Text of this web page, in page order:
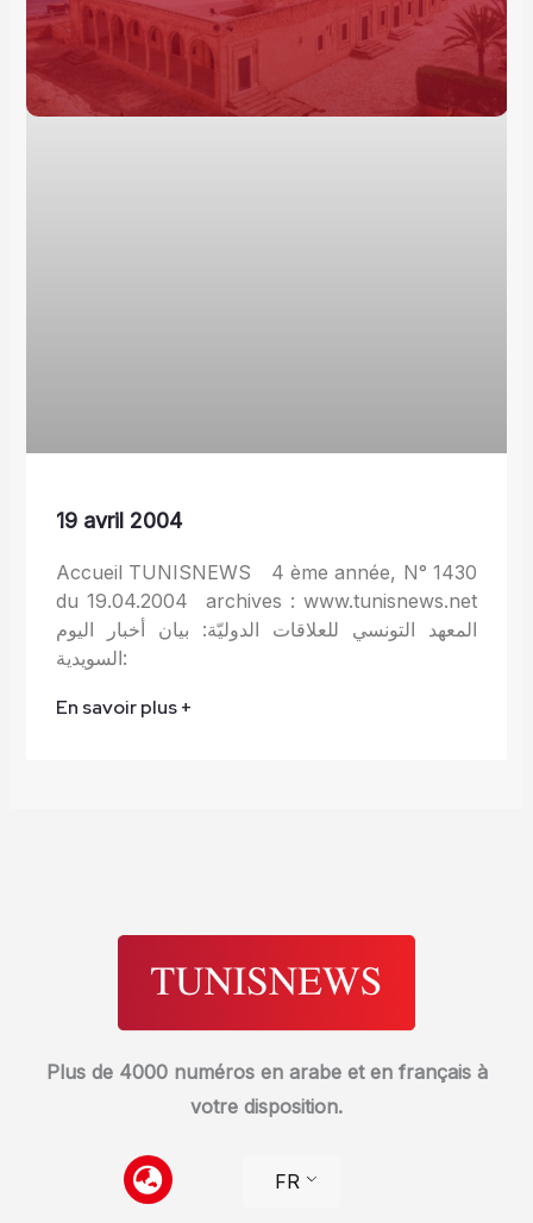
19 avril 2004
Accueil TUNISNEWS 4 ème année, N° 1430
du 19.04.2004 archives : www.tunisnews.net
المعهد التونسي للعلاقات الدوليّة: بيان أخبار اليوم
السويدية:
En savoir plus +
Plus de 4000 numéros en arabe et en français à
votre disposition.
FR